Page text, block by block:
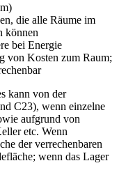
die alle Räume im
können
bei Energie
von Kosten zum Raum;
kann von der
C23), wenn einzelne
aufgrund von
etc. Wenn
der verrechenbaren
wenn das Lager